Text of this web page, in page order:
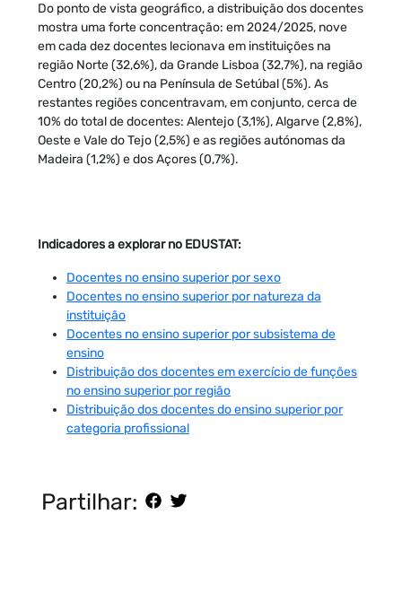
Do ponto de vista geográfico, a distribuição dos docentes
mostra uma forte concentração: em 2024/2025, nove
em cada dez docentes lecionava em instituições na
região Norte (32,6%), da Grande Lisboa (32,7%), na região
Centro (20,2%) ou na Península de Setúbal (5%). As
restantes regiões concentravam, em conjunto, cerca de
10% do total de docentes: Alentejo (3,1%), Algarve (2,8%),
Oeste e Vale do Tejo (2,5%) e as regiões autónomas da
Madeira (1,2%) e dos Açores (0,7%).
Indicadores a explorar no EDUSTAT:
Docentes no ensino superior por sexo
Docentes no ensino superior por natureza da
instituição
Docentes no ensino superior por subsistema de
ensino
Distribuição dos docentes em exercício de funções
no ensino superior por região
Distribuição dos docentes do ensino superior por
categoria profissional
Partilhar: